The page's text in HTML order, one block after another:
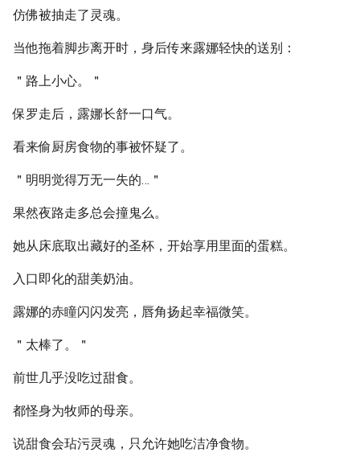
仿佛被抽走了灵魂。
当他拖着脚步离开时，身后传来露娜轻快的送别：
＂路上小心。＂
保罗走后，露娜长舒一口气。
看来偷厨房食物的事被怀疑了。
＂明明觉得万无一失的…＂
果然夜路走多总会撞鬼么。
她从床底取出藏好的圣杯，开始享用里面的蛋糕。
入口即化的甜美奶油。
露娜的赤瞳闪闪发亮，唇角扬起幸福微笑。
＂太棒了。＂
前世几乎没吃过甜食。
都怪身为牧师的母亲。
说甜食会玷污灵魂，只允许她吃洁净食物。